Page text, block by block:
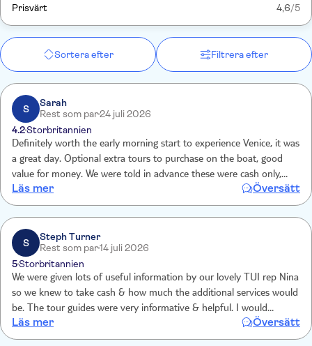
Prisvärt 4,6/5
Sortera efter Filtrera efter
S
Sarah
Rest som par24 juli 2026
4.2Storbritannien
Definitely worth the early morning start to experience Venice, it was
a great day. Optional extra tours to purchase on the boat, good
value for money. We were told in advance these were cash only,
although not sure why it’s not possible to pay with card. Also it was
not possible to buy drinks and snacks on the boat. Again why? 4
hours on a boat with not being able purchase food and drink is
quite poor.
Läs mer Översätt
S
Steph Turner
Rest som par14 juli 2026
5Storbritannien
We were given lots of useful information by our lovely TUI rep Nina
so we knew to take cash & how much the additional services would
be. The tour guides were very informative & helpful. I would
recommend taking the additional services especially the transfers to
& from Venice.
Läs mer Översätt